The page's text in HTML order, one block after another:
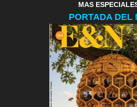
MAS
PORTADA DEL